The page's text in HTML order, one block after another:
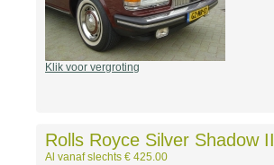
Klik voor vergroting
Rolls Royce Silver Shadow II
Al vanaf slechts € 425.00